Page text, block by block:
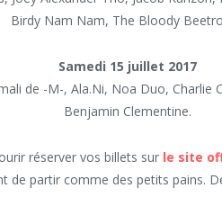
Birdy Nam Nam, The Bloody
Samedi 15 juillet 2017
de -M-, Ala.Ni, Noa Duo, Charlie
Benjamin Clementine.
réserver vos billets sur le site
de partir comme des petits pains.